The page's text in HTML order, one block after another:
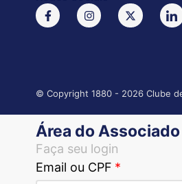
© Copyright 1880 - 2026 Clube
Área do Associado
Faça seu login
Email ou CPF